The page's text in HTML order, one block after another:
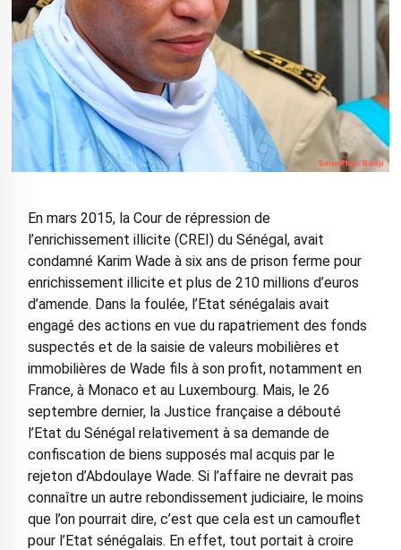
En mars 2015, la Cour de répression de
l’enrichissement illicite (CREI) du Sénégal, avait
condamné Karim Wade à six ans de prison ferme pour
enrichissement illicite et plus de 210 millions d’euros
d’amende. Dans la foulée, l’Etat sénégalais avait
engagé des actions en vue du rapatriement des fonds
suspectés et de la saisie de valeurs mobilières et
immobilières de Wade fils à son profit, notamment en
France, à Monaco et au Luxembourg. Mais, le 26
septembre dernier, la Justice française a débouté
l’Etat du Sénégal relativement à sa demande de
confiscation de biens supposés mal acquis par le
rejeton d’Abdoulaye Wade. Si l’affaire ne devrait pas
connaître un autre rebondissement judiciaire, le moins
que l’on pourrait dire, c’est que cela est un camouflet
pour l’Etat sénégalais. En effet, tout portait à croire